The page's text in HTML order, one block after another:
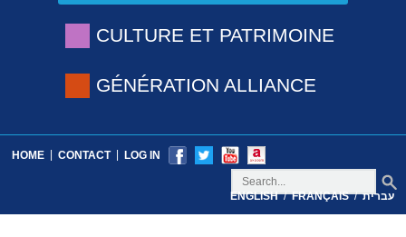
CULTURE ET PATRIMOINE
GÉNÉRATION ALLIANCE
HOME | CONTACT | LOG IN
ENGLISH / FRANÇAIS / עברית